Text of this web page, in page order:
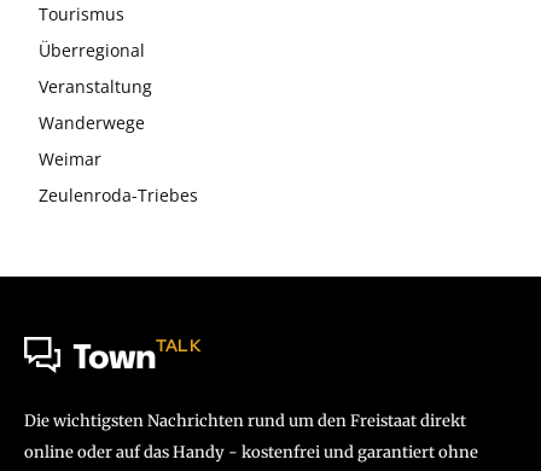
Tourismus
Überregional
Veranstaltung
Wanderwege
Weimar
Zeulenroda-Triebes
TownTALK
Die wichtigsten Nachrichten rund um den Freistaat direkt
online oder auf das Handy - kostenfrei und garantiert ohne